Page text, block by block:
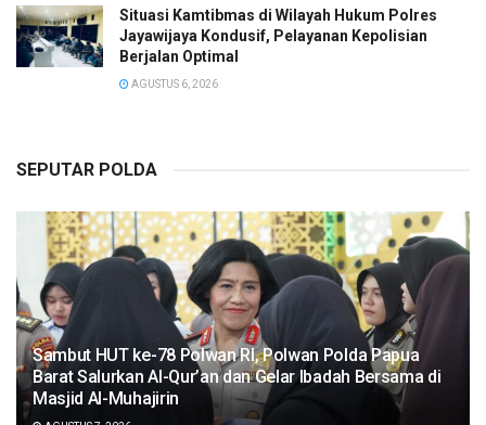
Situasi Kamtibmas di Wilayah Hukum Polres
Jayawijaya Kondusif, Pelayanan Kepolisian
Berjalan Optimal
AGUSTUS 6, 2026
SEPUTAR POLDA
Sambut HUT ke-78 Polwan RI, Polwan Polda Papua
Barat Salurkan Al-Qur’an dan Gelar Ibadah Bersama di
Masjid Al-Muhajirin